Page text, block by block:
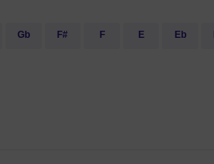
Eb
E
F
F#
Gb